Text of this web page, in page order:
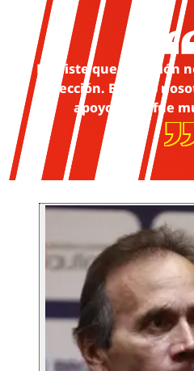
Es triste que la afición
Selección. En el 86
apoyo y eso fue